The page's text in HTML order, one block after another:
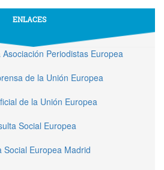
ENLACES
Periodistas Europea
de la Unión Europea
de la Unión Europea
Social Europea
Social Europea Madrid